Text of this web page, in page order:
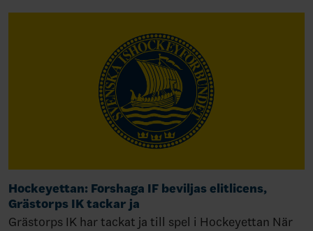
Hockeyettan: Forshaga IF beviljas elitlicens,
Grästorps IK tackar ja
Grästorps IK har tackat ja till spel i Hockeyettan När